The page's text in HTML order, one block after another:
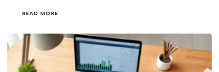
READ MORE